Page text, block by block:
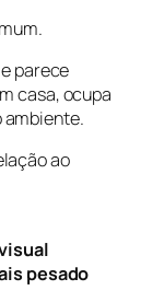
parece
casa, ocupa
ambiente.
ao
pesado